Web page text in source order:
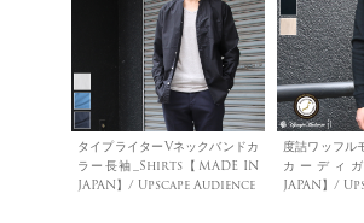
タイプライターVネックバンドカ
ラー長袖_Shirts【MADE IN
JAPAN】/ Upscape Audience
度詰ワッフル
カーディ
JAPAN】/